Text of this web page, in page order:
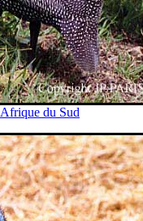
Afrique du Sud